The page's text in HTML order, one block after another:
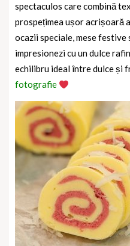
spectaculos care combină
prospețimea ușor acrișoară
ocazii speciale, mese festive
impresionezi cu un dulce
echilibru ideal între dulce și
fotografie